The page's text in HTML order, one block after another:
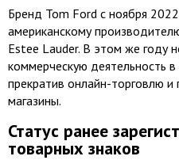
Бренд Tom Ford с ноября
американскому
Estee Lauder. В этом же году
коммерческую деятельность
прекратив онлайн-торговлю и
магазины.
Статус ранее
товарных знаков